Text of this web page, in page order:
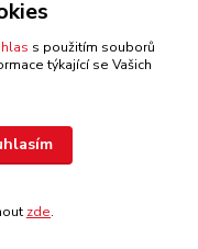
s použitím souborů
týkající se Vašich
zde.